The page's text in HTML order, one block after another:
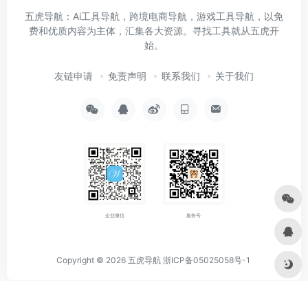
五虎导航：Ai工具导航，跨境电商导航，游戏工具导航，以免
费和优质内容为主体，汇集各大资源。寻找工具就从五虎开
始。
友链申请 免责声明 联系我们 关于我们
企业微信 服务号
Copyright © 2026 五虎导航 浙ICP备05025058号-1